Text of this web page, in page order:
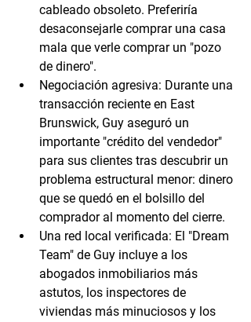
cableado obsoleto. Preferiría
desaconsejarle comprar una casa
mala que verle comprar un "pozo
de dinero".
Negociación agresiva: Durante una
transacción reciente en East
Brunswick, Guy aseguró un
importante "crédito del vendedor"
para sus clientes tras descubrir un
problema estructural menor: dinero
que se quedó en el bolsillo del
comprador al momento del cierre.
Una red local verificada: El "Dream
Team" de Guy incluye a los
abogados inmobiliarios más
astutos, los inspectores de
viviendas más minuciosos y los